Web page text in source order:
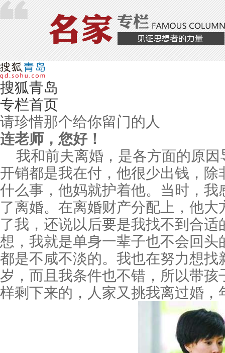
搜狐青岛
专栏首页
请珍惜那个给你留门的人
连老师，您好！
我和前夫离婚，是各方面的原因
开销都是我在付，他很少出钱，
什么事，他妈就护着他。当时，
了离婚。在离婚财产分配上，他
了我，还说以后要是我找不到合
想，我就是单身一辈子也不会回
都是不咸不淡的。我也在努力想
岁，而且我条件也不错，所以带
样剩下来的，人家又挑我离过婚，